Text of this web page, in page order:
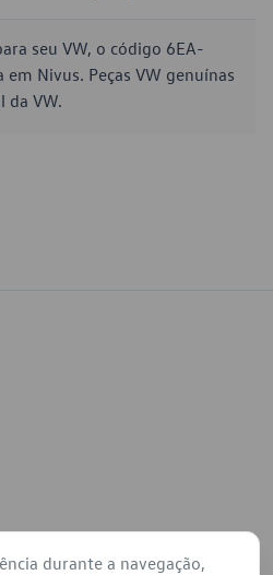
seu VW, o código 6EA-
Nivus. Peças VW genuínas
da VW.
durante a navegação,